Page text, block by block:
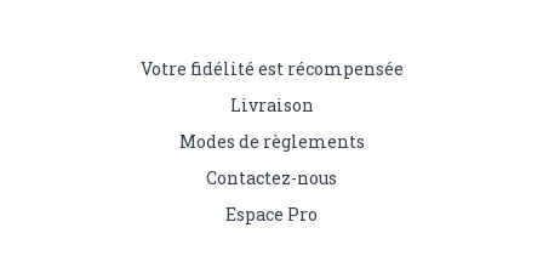
Votre fidélité est récompensée
Livraison
Modes de règlements
Contactez-nous
Espace Pro